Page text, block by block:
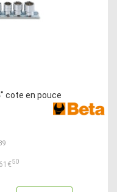
cote en pouce
50